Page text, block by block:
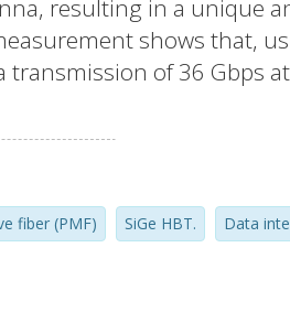
resulting in a unique
shows that,
transmission of 36 Gbps
fiber (PMF) SiGe HBT. Data